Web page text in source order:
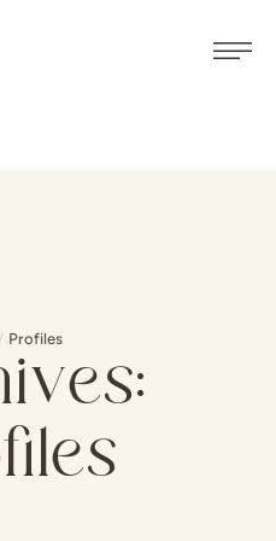
/ Profiles